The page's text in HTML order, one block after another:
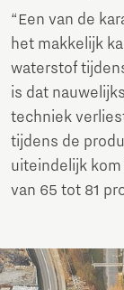
“Een van de
het makkelijk
waterstof
is dat
techniek
tijdens de
uiteindelijk
van 65 tot 81